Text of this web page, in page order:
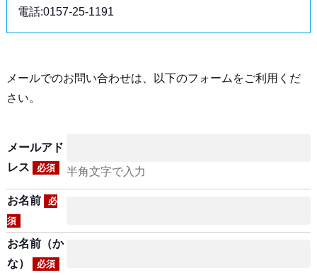
電話:0157-25-1191
メールでのお問い合わせは、以下のフォームをご利用くだ
さい。
メールアド
レス
必須 半角文字で入力
お名前
必
須
お名前（か
な）
必須